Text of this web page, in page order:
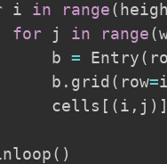
i in range(
for j in range(
b
= Entry(
b
. grid( row=i
cells
[ (i , j ) ]
( )